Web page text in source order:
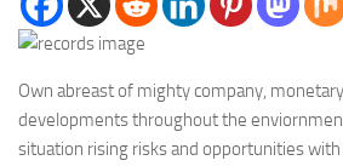
Own abreast of mighty company,
developments throughout the
situation rising risks and opportunities